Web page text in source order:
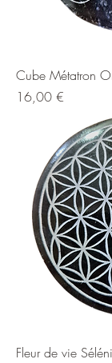
Cube Métatron
Prix
16,00 €
Fleur de vie